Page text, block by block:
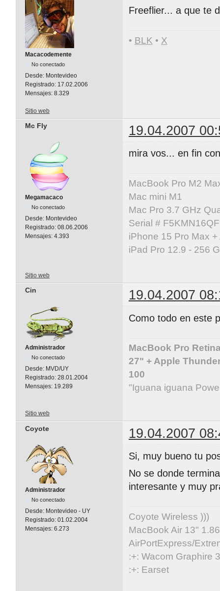
Macacodemente
No conectado
Desde: Montevideo
Registrado: 17.02.2006
Mensajes: 8.329
Freeflier... a que te
• BLK • X
Sitio web
Mc Fly 19.04.2007
Megamacaco
No conectado
Desde: Montevideo
Registrado: 08.06.2006
Mensajes: 4.393
mira vos... en fin
MacBook Pro M2
Mac mini M1
Mac Pro 3.7 GHz
Serial #
iPhone 15 Pro Max
iPad Pro 12.9 - 256
Sitio web
Cin 19.04.2007
Administrador
No conectado
Desde: MVD/UY
Registrado: 28.01.2004
Mensajes: 19.289
Como todo en este
MacBook Pro
27" + Apple
100
"Iguana iguana
Sitio web
Coyote 19.04.2007
Administrador
No conectado
Desde: Montevideo - UY
Registrado: 01.02.2004
Mensajes: 6.273
Si, muy bueno tu
No se donde
interesante y muy
Coyote Wireless )))
MacBook Air 13"
AirPortExpress/
:+: Wacom Graphire
:+: Earset